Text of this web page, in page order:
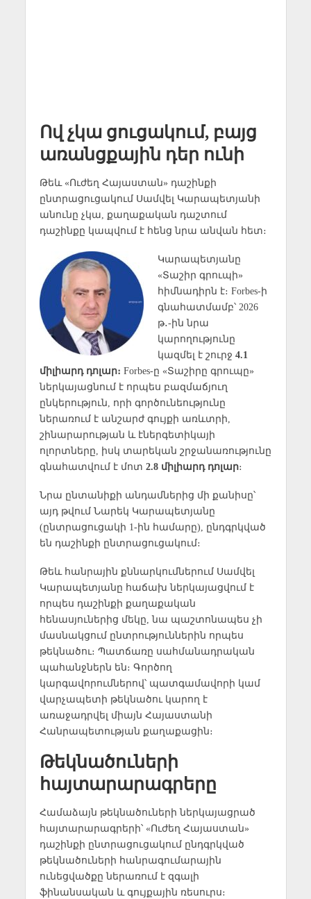
Ով չկա ցուցակում, բայց
առանցքային դեր ունի
Թեև «Ուժեղ Հայաստան» դաշինքի
ընտրացուցակում Սամվել Կարապետյանի
անունը չկա, քաղաքական դաշտում
դաշինքը կապվում է հենց նրա անվան հետ։
Կարապետյանը
«Տաշիր գրուպի»
հիմնադիրն է։ Forbes-ի
գնահատմամբ՝ 2026
թ․-ին նրա
կարողությունը
կազմել է շուրջ 4.1
միլիարդ դոլար։ Forbes-ը «Տաշիրը գրուպը»
ներկայացնում է որպես բազմաճյուղ
ընկերություն, որի գործունեությունը
ներառում է անշարժ գույքի առևտրի,
շինարարության և էներգետիկայի
ոլորտները, իսկ տարեկան շրջանառությունը
գնահատվում է մոտ 2.8 միլիարդ դոլար։
Նրա ընտանիքի անդամներից մի քանիսը՝
այդ թվում Նարեկ Կարապետյանը
(ընտրացուցակի 1-ին համարը), ընդգրկված
են դաշինքի ընտրացուցակում։
Թեև հանրային քննարկումներում Սամվել
Կարապետյանը հաճախ ներկայացվում է
որպես դաշինքի քաղաքական
հենասյուներից մեկը, նա պաշտոնապես չի
մասնակցում ընտրություններին որպես
թեկնածու։ Պատճառը սահմանադրական
պահանջներն են։ Գործող
կարգավորումներով՝ պատգամավորի կամ
վարչապետի թեկնածու կարող է
առաջադրվել միայն Հայաստանի
Հանրապետության քաղաքացին։
Թեկնածուների
հայտարարագրերը
Համաձայն թեկնածուների ներկայացրած
հայտարարագրերի՝ «Ուժեղ Հայաստան»
դաշինքի ընտրացուցակում ընդգրկված
թեկնածուների հանրագումարային
ունեցվածքը ներառում է զգալի
ֆինանսական և գույքային ռեսուրս։